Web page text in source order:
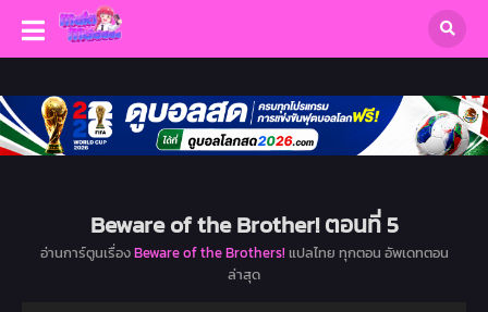
Beware of the Brother! ตอนที่ 5
อ่านการ์ตูนเรื่องBeware of the Brothers! แปลไทย ทุกตอน อัพเดทตอน
ล่าสุด